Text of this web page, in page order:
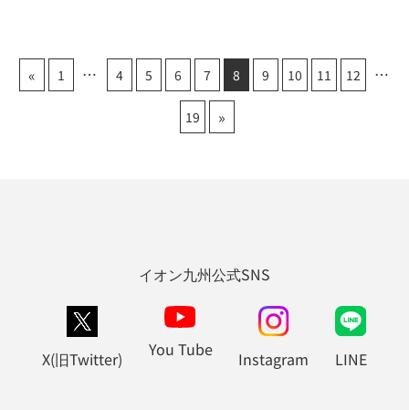
« 1 4 5 6 7 8 9 10 11 12
19 »
イオン九州公式SNS
X(旧Twitter) You Tube Instagram LINE